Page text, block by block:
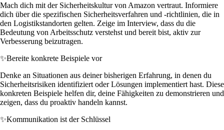
Mach dich mit der Sicherheitskultur von Amazon vertraut. Informiere
dich über die spezifischen Sicherheitsverfahren und -richtlinien, die in
den Logistikstandorten gelten. Zeige im Interview, dass du die
Bedeutung von Arbeitsschutz verstehst und bereit bist, aktiv zur
Verbesserung beizutragen.
✨Bereite konkrete Beispiele vor
Denke an Situationen aus deiner bisherigen Erfahrung, in denen du
Sicherheitsrisiken identifiziert oder Lösungen implementiert hast. Diese
konkreten Beispiele helfen dir, deine Fähigkeiten zu demonstrieren und
zeigen, dass du proaktiv handeln kannst.
✨Kommunikation ist der Schlüssel